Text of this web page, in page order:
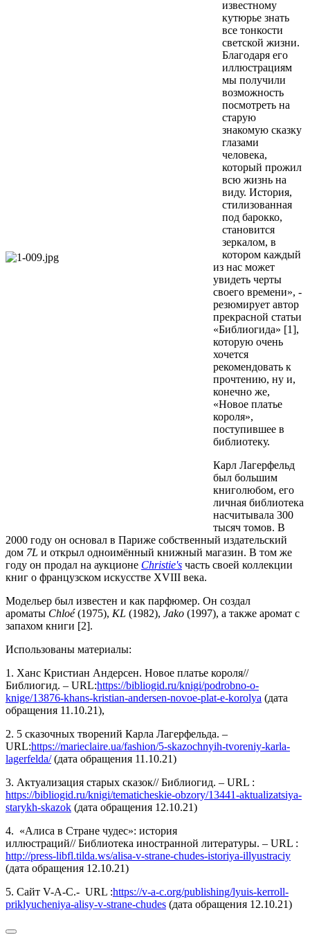
известному
кутюрье знать
все тонкости
светской жизни.
Благодаря его
иллюстрациям
мы получили
возможность
посмотреть на
старую
знакомую сказку
глазами
человека,
который прожил
всю жизнь на
виду. История,
стилизованная
под барокко,
становится
зеркалом, в
котором каждый
из нас может
увидеть черты
своего времени», -
резюмирует автор
прекрасной статьи
«Библиогида» [1],
которую очень
хочется
рекомендовать к
прочтению, ну и,
конечно же,
«Новое платье
короля»,
поступившее в
библиотеку.
Карл Лагерфельд
был большим
книголюбом, его
личная библиотека
насчитывала 300
тысяч томов. В
2000 году он основал в Париже собственный издательский
дом 7L и открыл одноимённый книжный магазин. В том же
году он продал на аукционе Christie's часть своей коллекции
книг о французском искусстве XVIII века.
Модельер был известен и как парфюмер. Он создал
ароматы Chloé(1975), KL (1982), Jako (1997), а также аромат с
запахом книги [2].
Использованы материалы:
1. Ханс Кристиан Андерсен. Новое платье короля//
Библиогид. – URL:https://bibliogid.ru/knigi/podrobno-o-
knige/13876-khans-kristian-andersen-novoe-plat-e-korolya (дата
обращения 11.10.21),
2. 5 сказочных творений Карла Лагерфельда. –
URL:https://marieclaire.ua/fashion/5-skazochnyih-tvoreniy-karla-
lagerfelda/(дата обращения 11.10.21)
3. Актуализация старых сказок// Библиогид. – URL :
https://bibliogid.ru/knigi/tematicheskie-obzory/13441-aktualizatsiya-
starykh-skazok (дата обращения 12.10.21)
4. «Алиса в Стране чудес»: история
иллюстраций// Библиотека иностранной литературы. – URL :
http://press-libfl.tilda.ws/alisa-v-strane-chudes-istoriya-illyustraciy
(дата обращения 12.10.21)
5. Сайт V-A-C.- URL :https://v-a-c.org/publishing/lyuis-kerroll-
priklyucheniya-alisy-v-strane-chudes (дата обращения 12.10.21)